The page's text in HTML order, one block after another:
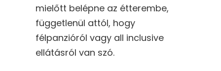
mielőtt belépne az étterembe,
függetlenül attól, hogy
félpanzióról vagy all inclusive
ellátásról van szó.